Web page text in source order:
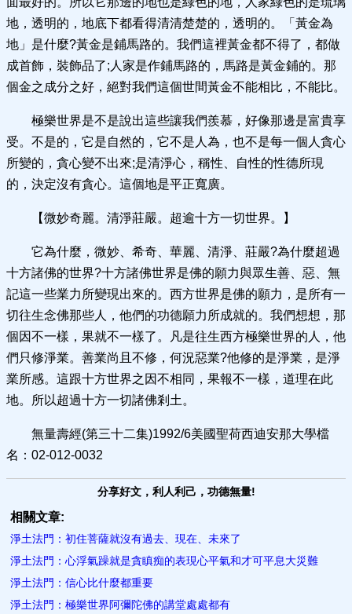
地，透明的，地底下都看得清清楚楚的，透明的。「黃金為
地」是什麼?黃金是鋪馬路的。我們這裡黃金都不得了，都做
成首飾，裝飾品了;人家是作鋪馬路的，馬路是黃金鋪的。那
個金之成分之好，絕對我們這個世間黃金不能相比，不能比。
極樂世界是不是說出這些讓我們羨慕，好像那邊是富貴享
受。不是的，它是自然的，它不是人為，也不是每一個人貪心
所變的，貪心變不出來;是清淨心，稱性、自性的性德所現
的，決定沒有貪心。這個地是平正寬廣。
【微妙奇麗。清淨莊嚴。超逾十方一切世界。】
它為什麼，微妙、希奇、華麗、清淨、莊嚴?為什麼超過
十方諸佛的世界?十方諸佛世界是佛的願力與眾生善、惡、無
記這一些業力所變現出來的。西方世界是佛的願力，是所有一
切往生念佛那些人，他們的功德願力所成就的。我們想想，那
個因不一樣，果就不一樣了。凡是往生西方極樂世界的人，他
們只修淨業。善業尚且不修，何況惡業?他修的是淨業，是淨
業所感。這跟十方世界之因不相同，果報不一樣，道理在此
地。所以超過十方一切諸佛剎土。
無量壽經(第三十二集)1992/6美國聖荷西迪安那大學檔
名：02-012-0032
分享好文，利人利己，功德無量!
相關文章:
淨土法門：初住菩薩就沒有過去、現在、未來了
淨土法門：心浮氣躁就是貪瞋痴的表現心平氣和才可平息大災難
淨土法門：信心比什麼都重要
淨土法門：極樂世界阿彌陀佛的講堂處處都有